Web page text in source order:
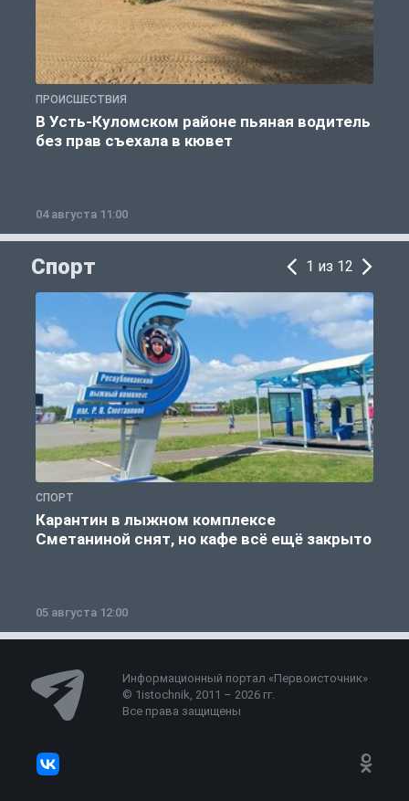
ПРОИСШЕСТВИЯ
В Усть-Куломском районе пьяная водитель
без прав съехала в кювет
04 августа 11:00
Спорт 1 из 12
СПОРТ
Карантин в лыжном комплексе
Сметаниной снят, но кафе всё ещё закрыто
05 августа 12:00
Информационный портал «Первоисточник»
© 1istochnik, 2011 – 2026 гг.
Все права защищены